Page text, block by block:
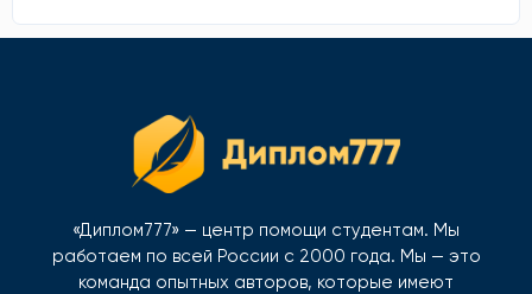
«Диплом777» — центр помощи студентам. Мы
работаем по всей России с 2000 года. Мы — это
команда опытных авторов, которые имеют